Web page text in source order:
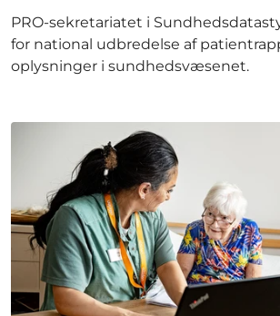
PRO-sekretariatet i
for national udbredelse af
oplysninger i sundhedsvæsenet.